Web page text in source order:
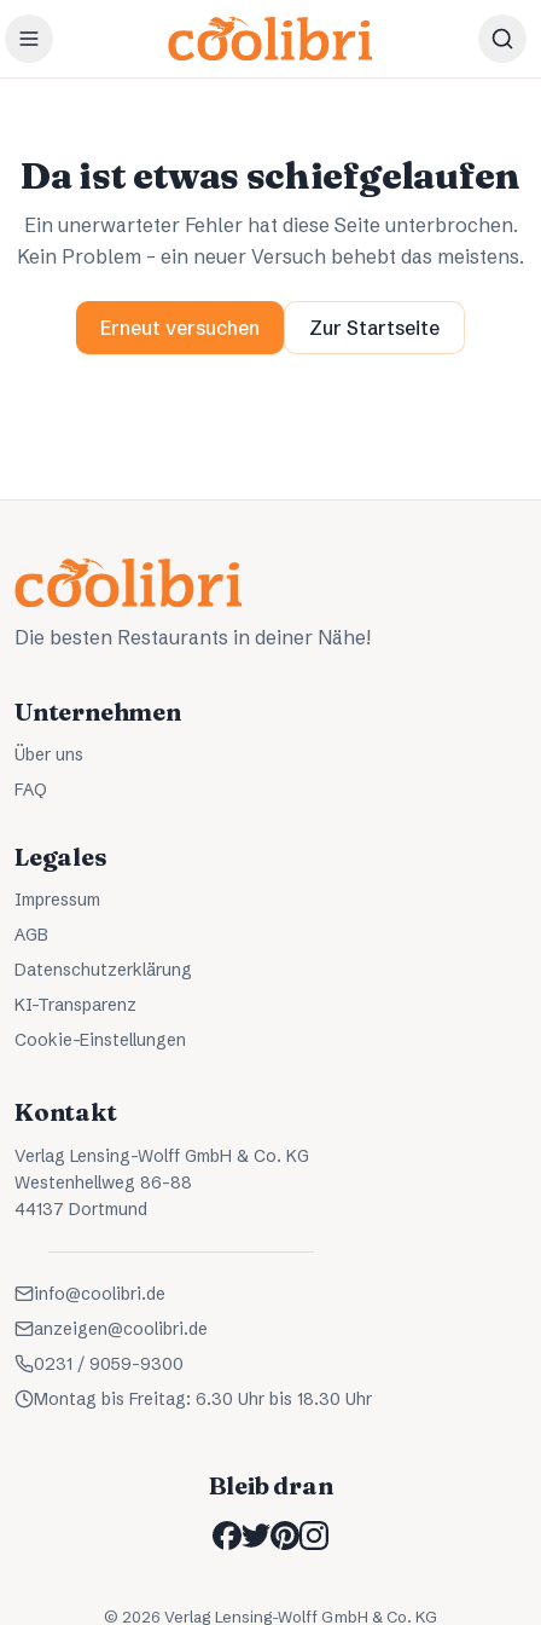
Zum Hauptinhalt springen
Da ist etwas schiefgelaufen
Ein unerwarteter Fehler hat diese Seite unterbrochen.
Kein Problem – ein neuer Versuch behebt das meistens.
Erneut versuchen Zur Startseite
Die besten Restaurants in deiner Nähe!
Unternehmen
Über uns
FAQ
Legales
Impressum
AGB
Datenschutzerklärung
KI-Transparenz
Cookie-Einstellungen
Kontakt
Verlag Lensing-Wolff GmbH & Co. KG
Westenhellweg 86-88
44137 Dortmund
info@coolibri.de
anzeigen@coolibri.de
0231 / 9059-9300
Montag bis Freitag: 6.30 Uhr bis 18.30 Uhr
Bleib dran
© 2026 Verlag Lensing-Wolff GmbH & Co. KG